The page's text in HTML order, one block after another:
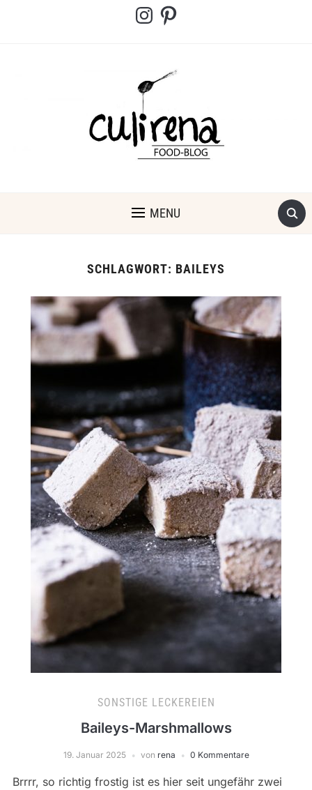
InstagramPinterest
MENU
SCHLAGWORT: BAILEYS
SONSTIGE LECKEREIEN
Baileys-Marshmallows
19. Januar 2025 von rena 0 Kommentare
Brrrr, so richtig frostig ist es hier seit ungefähr zwei